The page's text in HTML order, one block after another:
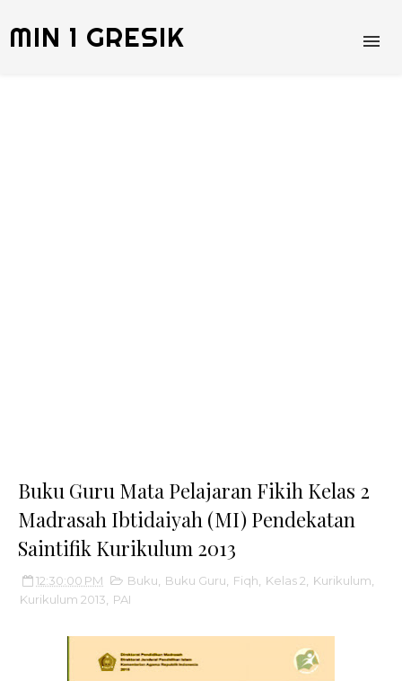
MIN 1 GRESIK
Buku Guru Mata Pelajaran Fikih Kelas 2
Madrasah Ibtidaiyah (MI) Pendekatan
Saintifik Kurikulum 2013
12:30:00 PM Buku Buku Guru Fiqh Kelas 2 Kurikulum
Kurikulum 2013
PAI